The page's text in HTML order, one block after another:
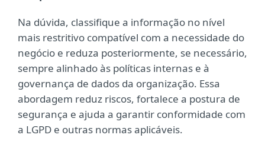
Na dúvida, classifique a informação no nível
mais restritivo compatível com a necessidade do
negócio e reduza posteriormente, se necessário,
sempre alinhado às políticas internas e à
governança de dados da organização. Essa
abordagem reduz riscos, fortalece a postura de
segurança e ajuda a garantir conformidade com
a LGPD e outras normas aplicáveis.